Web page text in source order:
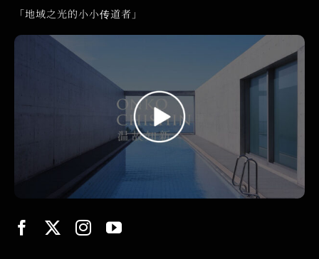
「地域之光的小小传道者」